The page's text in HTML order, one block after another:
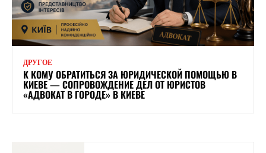
ДРУГОЕ
К КОМУ ОБРАТИТЬСЯ ЗА ЮРИДИЧЕСКОЙ ПОМОЩЬЮ В
КИЕВЕ — СОПРОВОЖДЕНИЕ ДЕЛ ОТ ЮРИСТОВ
«АДВОКАТ В ГОРОДЕ» В КИЕВЕ